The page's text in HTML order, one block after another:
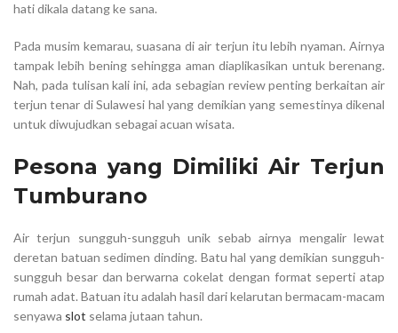
hati dikala datang ke sana.
Pada musim kemarau, suasana di air terjun itu lebih nyaman. Airnya
tampak lebih bening sehingga aman diaplikasikan untuk berenang.
Nah, pada tulisan kali ini, ada sebagian review penting berkaitan air
terjun tenar di Sulawesi hal yang demikian yang semestinya dikenal
untuk diwujudkan sebagai acuan wisata.
Pesona yang Dimiliki Air Terjun
Tumburano
Air terjun sungguh-sungguh unik sebab airnya mengalir lewat
deretan batuan sedimen dinding. Batu hal yang demikian sungguh-
sungguh besar dan berwarna cokelat dengan format seperti atap
rumah adat. Batuan itu adalah hasil dari kelarutan bermacam-macam
senyawa slot selama jutaan tahun.